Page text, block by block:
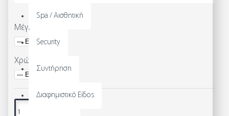
Spa / Αισθητική
Security
Συντήρηση
Διαφημιστικό Είδος
Μέγεθος
Χρώμα